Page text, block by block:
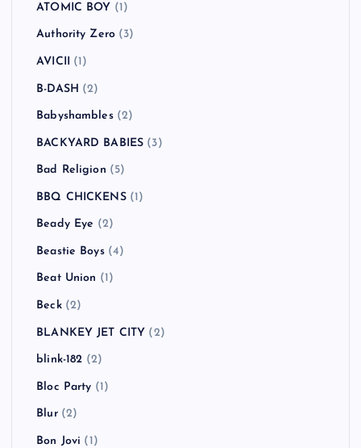
ATOMIC BOY (1)
Authority Zero (3)
AVICII (1)
B-DASH (2)
Babyshambles(2)
BACKYARD BABIES (3)
Bad Religion (5)
BBQ CHICKENS(1)
Beady Eye (2)
Beastie Boys(4)
Beat Union (1)
Beck(2)
BLANKEY JET CITY (2)
blink-182 (2)
Bloc Party (1)
Blur(2)
Bon Jovi (1)